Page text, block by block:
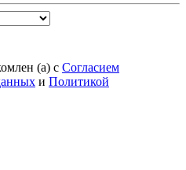
(а) с Согласием
и Политикой